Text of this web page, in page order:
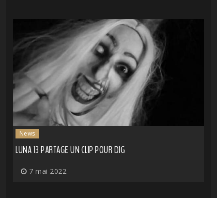
News
LUNA 13 PARTAGE UN CLIP POUR DIG
7 mai 2022